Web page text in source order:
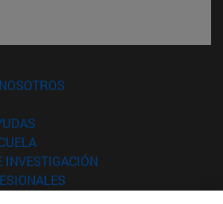
(abre en nueva ventana)
INVESTIGACIÓN